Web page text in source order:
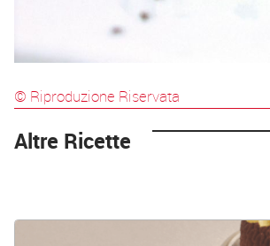
© Riproduzione Riservata
Altre Ricette